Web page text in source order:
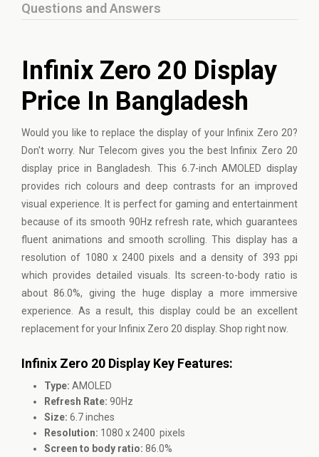
Questions and Answers
Infinix Zero 20 Display
Price In Bangladesh
Would you like to replace the display of your Infinix Zero 20?
Don't worry. Nur Telecom gives you the best Infinix Zero 20
display price in Bangladesh. This 6.7-inch AMOLED display
provides rich colours and deep contrasts for an improved
visual experience. It is perfect for gaming and entertainment
because of its smooth 90Hz refresh rate, which guarantees
fluent animations and smooth scrolling. This display has a
resolution of 1080 x 2400 pixels and a density of 393 ppi
which provides detailed visuals. Its screen-to-body ratio is
about 86.0%, giving the huge display a more immersive
experience. As a result, this display could be an excellent
replacement for your Infinix Zero 20 display. Shop right now.
Infinix Zero 20 Display Key Features:
Type: AMOLED
Refresh Rate: 90Hz
Size: 6.7 inches
Resolution: 1080 x 2400 pixels
Screen to body ratio: 86.0%